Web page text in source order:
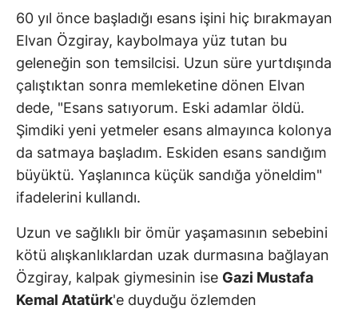
60 yıl önce başladığı esans işini hiç bırakmayan
Elvan Özgiray, kaybolmaya yüz tutan bu
geleneğin son temsilcisi. Uzun süre yurtdışında
çalıştıktan sonra memleketine dönen Elvan
dede, "Esans satıyorum. Eski adamlar öldü.
Şimdiki yeni yetmeler esans almayınca kolonya
da satmaya başladım. Eskiden esans sandığım
büyüktü. Yaşlanınca küçük sandığa yöneldim"
ifadelerini kullandı.
Uzun ve sağlıklı bir ömür yaşamasının sebebini
kötü alışkanlıklardan uzak durmasına bağlayan
Özgiray, kalpak giymesinin ise Gazi Mustafa
Kemal Atatürk'e duyduğu özlemden